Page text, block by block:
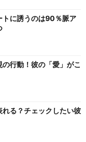
トに誘うのは90％脈ア
行動！彼の「愛」がこ
る？チェックしたい彼